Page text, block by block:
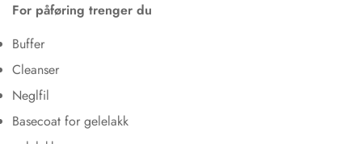
For påføring trenger du
Buffer
Cleanser
Neglfil
Basecoat for gelelakk